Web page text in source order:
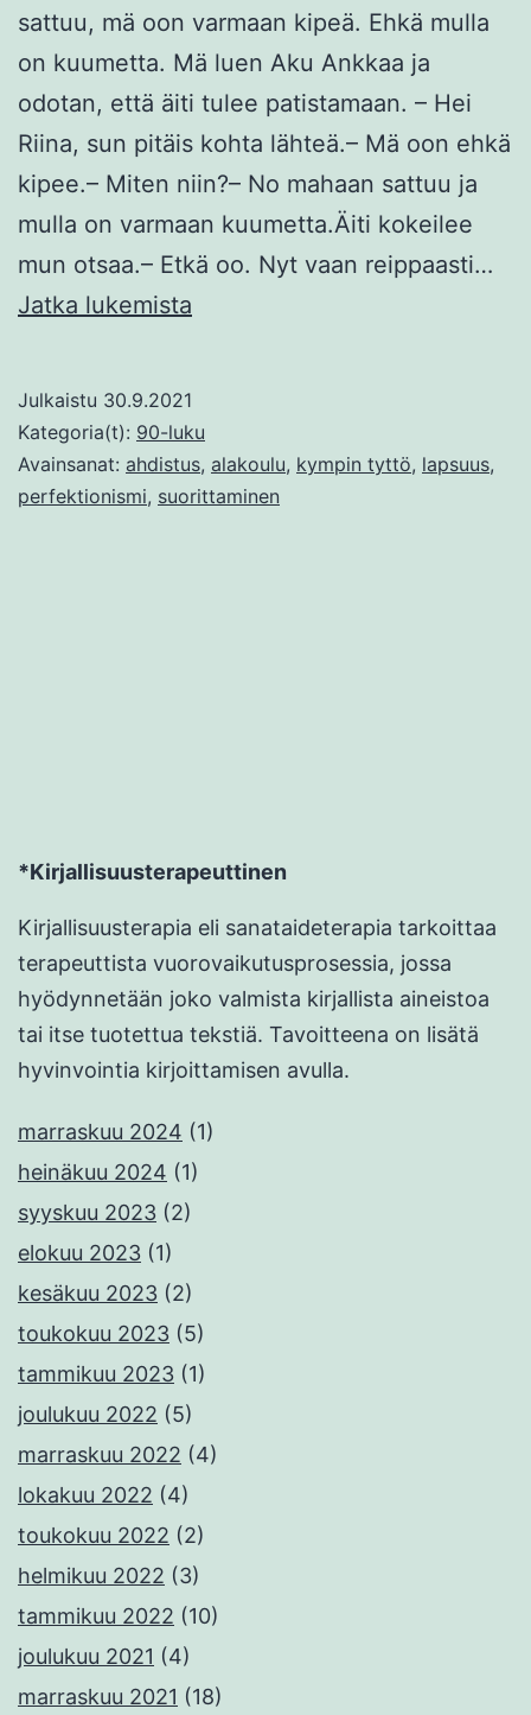
sattuu, mä oon varmaan kipeä. Ehkä mulla
on kuumetta. Mä luen Aku Ankkaa ja
odotan, että äiti tulee patistamaan. – Hei
Riina, sun pitäis kohta lähteä.– Mä oon ehkä
kipee.– Miten niin?– No mahaan sattuu ja
mulla on varmaan kuumetta.Äiti kokeilee
mun otsaa.– Etkä oo. Nyt vaan reippaasti…
Jatka lukemista
Julkaistu 30.9.2021
Kategoria(t): 90-luku
Avainsanat: ahdistus, alakoulu, kympin tyttö, lapsuus,
perfektionismi, suorittaminen
*Kirjallisuusterapeuttinen
Kirjallisuusterapia eli sanataideterapia tarkoittaa
terapeuttista vuorovaikutusprosessia, jossa
hyödynnetään joko valmista kirjallista aineistoa
tai itse tuotettua tekstiä. Tavoitteena on lisätä
hyvinvointia kirjoittamisen avulla.
marraskuu 2024 (1)
heinäkuu 2024 (1)
syyskuu 2023 (2)
elokuu 2023 (1)
kesäkuu 2023 (2)
toukokuu 2023 (5)
tammikuu 2023 (1)
joulukuu 2022 (5)
marraskuu 2022 (4)
lokakuu 2022 (4)
toukokuu 2022 (2)
helmikuu 2022 (3)
tammikuu 2022 (10)
joulukuu 2021 (4)
marraskuu 2021 (18)